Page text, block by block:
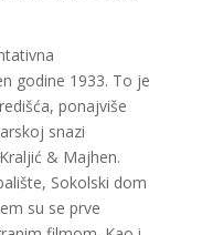
godine 1933. To je
ponajviše
snazi
& Majhen.
Sokolski dom
su se prve